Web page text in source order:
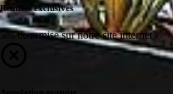
Remises exclusives
5% de remise sur notre site internet